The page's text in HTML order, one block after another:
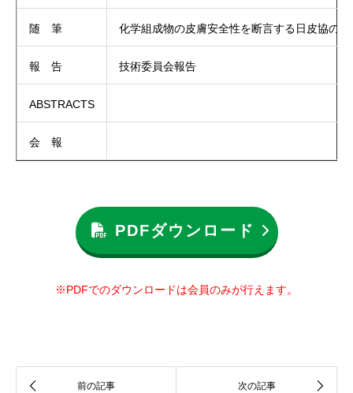
随 筆 化学組成物の皮膚安全性を断言する日皮協の誕
報 告 技術委員会報告
ABSTRACTS
会 報
PDFダウンロード
※PDFでのダウンロードは会員のみが行えます。